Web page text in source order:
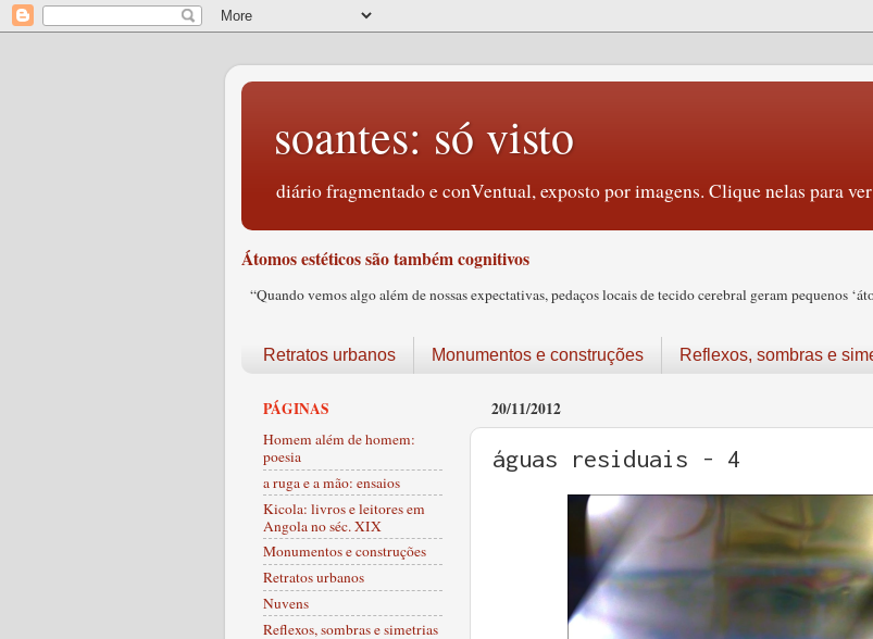
soantes: só visto
diário fragmentado e conVentual, exposto por imagens. Clique nelas para
Átomos estéticos são também cognitivos
“Quando vemos algo além de nossas expectativas, pedaços locais de tecido cerebral geram pequenos
Retratos urbanos Monumentos e construções Reflexos, sombras e
20/11/2012
águas residuais - 4
PÁGINAS
Homem além de homem:
poesia
a ruga e a mão: ensaios
Kicola: livros e leitores em
Angola no séc. XIX
Monumentos e construções
Retratos urbanos
Nuvens
Reflexos, sombras e simetrias